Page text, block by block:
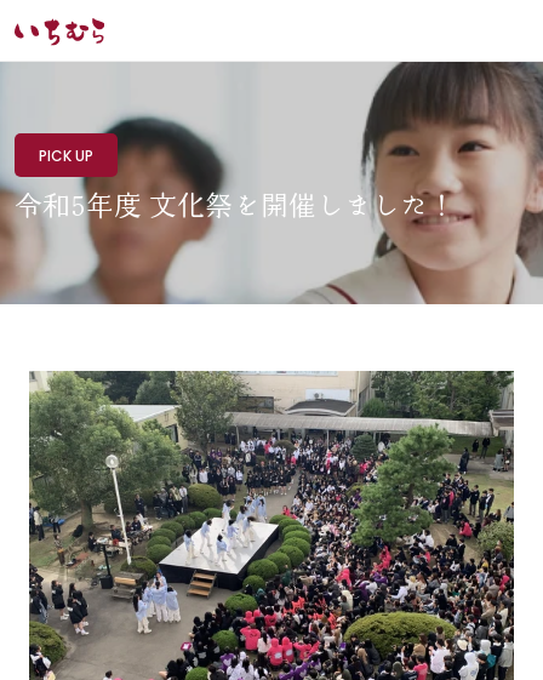
PICK UP
令和5年度 文化祭を開催しました！